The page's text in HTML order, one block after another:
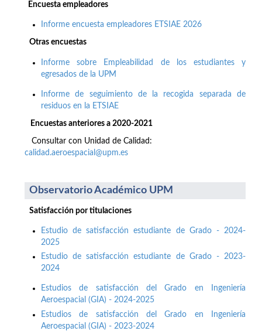
Encuesta empleadores
Informe encuesta empleadores ETSIAE 2026
Otras encuestas
Informe sobre Empleabilidad de los estudiantes y
egresados de la UPM
Informe de seguimiento de la recogida separada de
residuos en la ETSIAE
Encuestas anteriores a 2020-2021
Consultar con Unidad de Calidad:
calidad.aeroespacial@upm.es
Observatorio Académico UPM
Satisfacción por titulaciones
Estudio de satisfacción estudiante de Grado - 2024-
2025
Estudio de satisfacción estudiante de Grado - 2023-
2024
Estudios de satisfacción del Grado en Ingeniería
Aeroespacial (GIA) - 2024-2025
Estudios de satisfacción del Grado en Ingeniería
Aeroespacial (GIA) - 2023-2024